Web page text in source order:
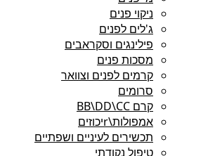
ניקוי פנים
ג'לים לפנים
פילינגים וסקראבים
מסכות פנים
קרמים לפנים וצוואר
סרומים
קרם BB\DD\CC
אמפולות\rיכוזים
תכשירים לעיניים ושפתיים
טיפול נקודתי